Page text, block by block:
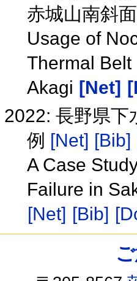
赤城山南斜
Usage of
Thermal Belt
Akagi [Net]
2022: 長野県下
例 [Net] [Bib]
A Case
Failure in
[Net] [Bib]